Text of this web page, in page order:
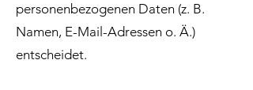
personenbezogenen Daten (z. B.
Namen, E-Mail-Adressen o. Ä.)
entscheidet.